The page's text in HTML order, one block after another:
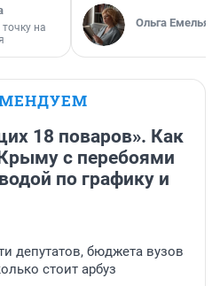
на
Ольга
18 поваров». Как
с перебоями
по графику и
депутатов, бюджета вузов
стоит арбуз